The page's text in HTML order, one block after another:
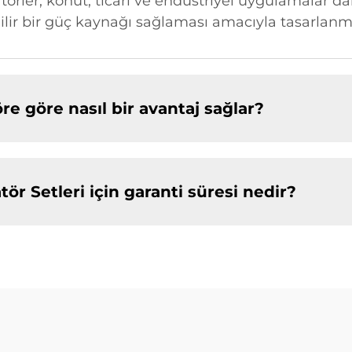
güç kaynağı sağlaması amacıyla
göre nasıl bir avantaj sağlar?
Setleri için garanti süresi nedir?